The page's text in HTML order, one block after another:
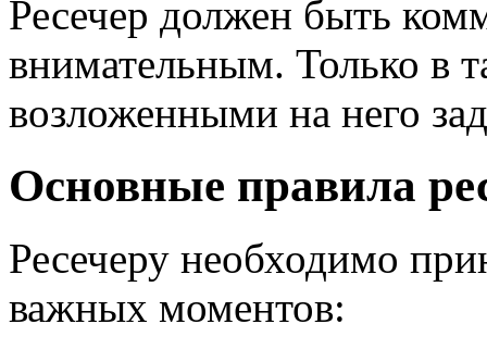
Ресечер должен быть
внимательным. Только в
возложенными на него
Основные правила
Ресечеру необходимо
важных моментов: